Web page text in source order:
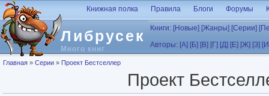
Перейти к основному содержанию
Либрусек
Много книг
Книжная полка Правила Блоги Форумы
Книги: [Новые] [Жанры] [Серии]
Авторы: [А] [Б] [В] [Г] [Д] [Е] [Ж] [З]
Вы здесь
Главная » Серии » Проект Бестселлер
Проект